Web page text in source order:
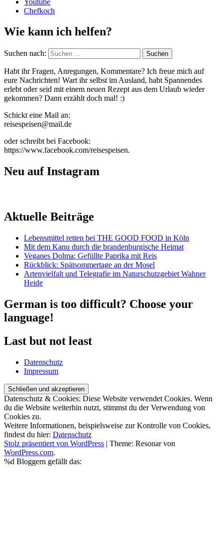
Chefkoch
Wie kann ich helfen?
Suchen nach:
Habt ihr Fragen, Anregungen, Kommentare? Ich freue mich auf
eure Nachrichten! Wart ihr selbst im Ausland, habt Spannendes
erlebt oder seid mit einem neuen Rezept aus dem Urlaub wieder
gekommen? Dann erzählt doch mal! :)
Schickt eine Mail an:
reisespeisen@mail.de
oder schreibt bei Facebook:
https://www.facebook.com/reisespeisen.
Neu auf Instagram
Aktuelle Beiträge
Lebensmittel retten bei THE GOOD FOOD in Köln
Mit dem Kanu durch die brandenburgische Heimat
Veganes Dolma: Gefüllte Paprika mit Reis
Rückblick: Spätsommertage an der Mosel
Artenvielfalt und Telegrafie im Naturschutzgebiet Wahner
Heide
German is too difficult? Choose your
language!
Last but not least
Datenschutz
Impressum
Datenschutz & Cookies: Diese Website verwendet Cookies. Wenn
du die Website weiterhin nutzt, stimmst du der Verwendung von
Cookies zu.
Weitere Informationen, beispielsweise zur Kontrolle von Cookies,
findest du hier: Datenschutz
Stolz präsentiert von WordPress | Theme: Resonar von
WordPress.com.
%d Bloggern gefällt das: